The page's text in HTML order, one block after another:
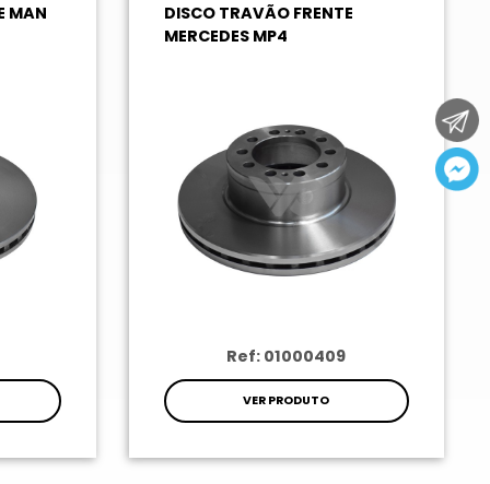
MAN
DISCO TRAVÃO FRENTE
MERCEDES MP4
Ref: 01000409
VER PRODUTO